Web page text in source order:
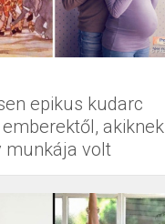
epikus kudarc
akiknek
munkája volt